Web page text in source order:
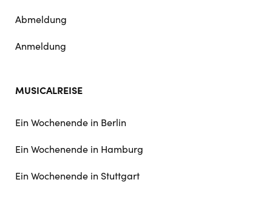
Abmeldung
Anmeldung
MUSICALREISE
Ein Wochenende in Berlin
Ein Wochenende in Hamburg
Ein Wochenende in Stuttgart